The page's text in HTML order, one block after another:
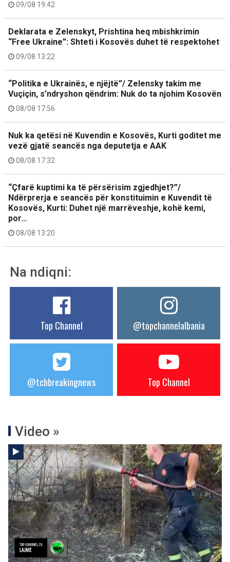
09/08 19:42
Deklarata e Zelenskyt, Prishtina heq mbishkrimin
“Free Ukraine”: Shteti i Kosovës duhet të respektohet
09/08 13:22
“Politika e Ukrainës, e njëjtë”/ Zelensky takim me
Vuçiçin, s’ndryshon qëndrim: Nuk do ta njohim Kosovën
08/08 17:56
Nuk ka qetësi në Kuvendin e Kosovës, Kurti goditet me
vezë gjatë seancës nga deputetja e AAK
08/08 17:32
“Çfarë kuptimi ka të përsërisim zgjedhjet?”/
Ndërprerja e seancës për konstituimin e Kuvendit të
Kosovës, Kurti: Duhet një marrëveshje, kohë kemi,
por…
08/08 13:20
Na ndiqni:
Top Channel @topchannelalbania
@tchbreakingnews Top Channel
Video »